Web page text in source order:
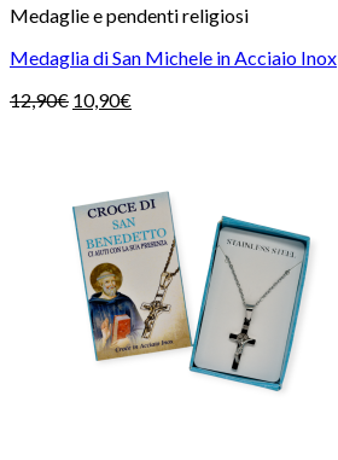
Medaglie e pendenti religiosi
Medaglia di San Michele in Acciaio Inox
12,90€ 10,90€